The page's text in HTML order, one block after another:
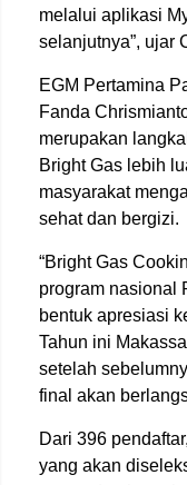
melalui aplikasi
selanjutnya”, ujar
EGM Pertamina
Fanda
merupakan
Bright Gas lebih
masyarakat
sehat dan bergizi.
“Bright Gas
program nasional
bentuk apresiasi
Tahun ini
setelah
final akan
Dari 396
yang akan